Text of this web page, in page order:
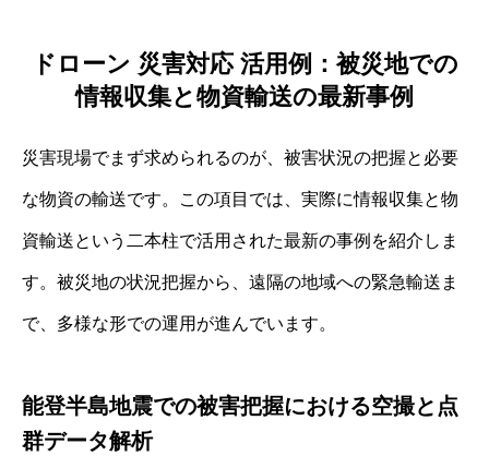
ドローン 災害対応 活用例：被災地での
情報収集と物資輸送の最新事例
災害現場でまず求められるのが、被害状況の把握と必要
な物資の輸送です。この項目では、実際に情報収集と物
資輸送という二本柱で活用された最新の事例を紹介しま
す。被災地の状況把握から、遠隔の地域への緊急輸送ま
で、多様な形での運用が進んでいます。
能登半島地震での被害把握における空撮と点
群データ解析